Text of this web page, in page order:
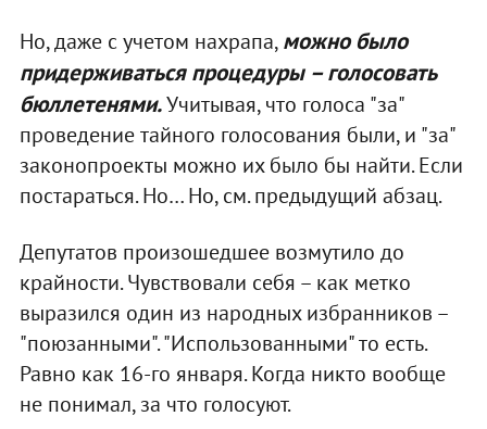
Но, даже с учетом нахрапа,можно было
придерживаться процедуры – голосовать
бюллетенями.Учитывая, что голоса "за"
проведение тайного голосования были, и "за"
законопроекты можно их было бы найти. Если
постараться. Но… Но, см. предыдущий абзац.
Депутатов произошедшее возмутило до
крайности. Чувствовали себя – как метко
выразился один из народных избранников –
"поюзанными". "Использованными" то есть.
Равно как 16-го января. Когда никто вообще
не понимал, за что голосуют.